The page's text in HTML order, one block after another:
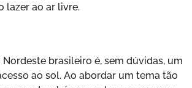
lazer ao ar livre.
brasileiro é, sem dúvidas, um
ao sol. Ao abordar um tema tão